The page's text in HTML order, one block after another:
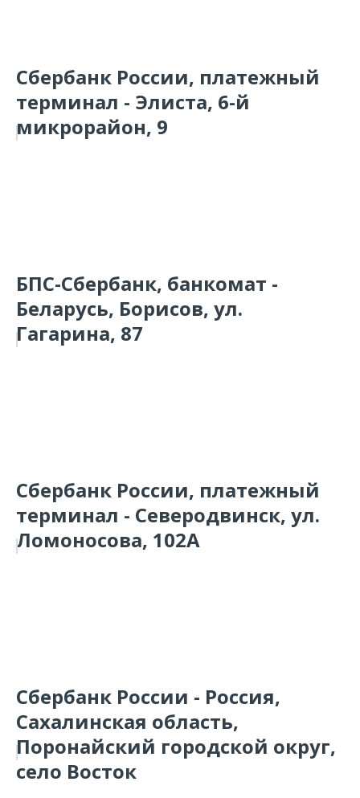
Сбербанк России, платежный
терминал - Элиста, 6-й
микрорайон, 9
БПС-Сбербанк, банкомат -
Беларусь, Борисов, ул.
Гагарина, 87
Сбербанк России, платежный
терминал - Северодвинск, ул.
Ломоносова, 102А
Сбербанк России - Россия,
Сахалинская область,
Поронайский городской округ,
село Восток